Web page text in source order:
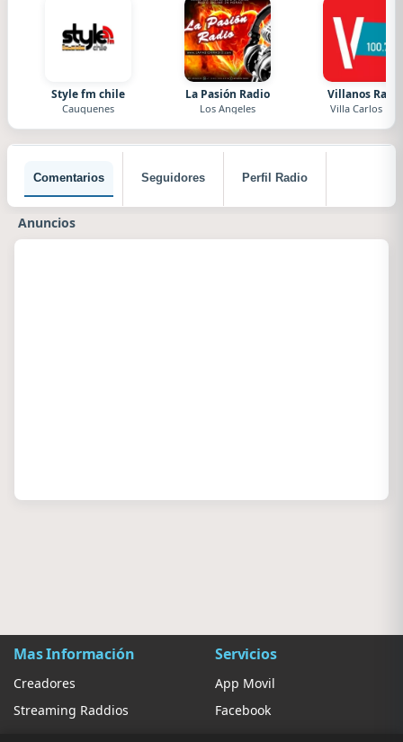
Style fm chile
Cauquenes
La Pasión Radio
Los Angeles
Villanos
Villa Carlos Paz
Comentarios Seguidores Perfil Radio
Anuncios
Mas Información
Creadores
Streaming Raddios
Servicios
App Movil
Facebook